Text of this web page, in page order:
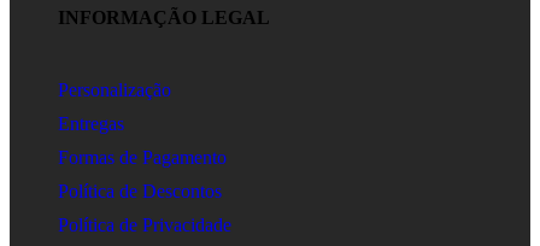
INFORMAÇÃO LEGAL
Personalização
Entregas
Formas de Pagamento
Política de Descontos
Política de Privacidade